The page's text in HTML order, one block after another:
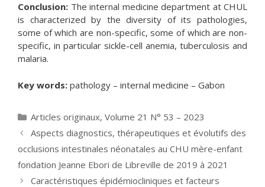
Conclusion: The internal medicine department at CHUL
is characterized by the diversity of its pathologies,
some of which are non-specific, some of which are non-
specific, in particular sickle-cell anemia, tuberculosis and
malaria.
Key words: pathology – internal medicine – Gabon
Catégories
Articles originaux, Volume 21 N° 53 – 2023
Aspects diagnostics, thérapeutiques et évolutifs des
occlusions intestinales néonatales au CHU mère-enfant
fondation Jeanne Ebori de Libreville de 2019 à 2021
Caractéristiques épidémiocliniques et facteurs